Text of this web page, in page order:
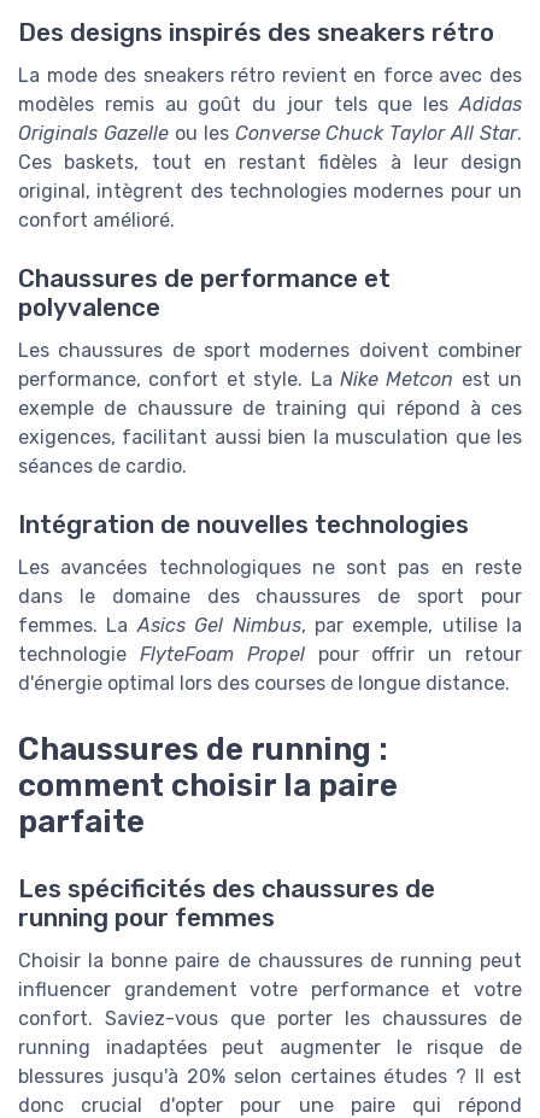
Des designs inspirés des sneakers rétro
La mode des sneakers rétro revient en force avec des
modèles remis au goût du jour tels que les Adidas
Originals Gazelleou les Converse Chuck Taylor All Star.
Ces baskets, tout en restant fidèles à leur design
original, intègrent des technologies modernes pour un
confort amélioré.
Chaussures de performance et
polyvalence
Les chaussures de sport modernes doivent combiner
performance, confort et style. La Nike Metcon est un
exemple de chaussure de training qui répond à ces
exigences, facilitant aussi bien la musculation que les
séances de cardio.
Intégration de nouvelles technologies
Les avancées technologiques ne sont pas en reste
dans le domaine des chaussures de sport pour
femmes. LaAsics Gel Nimbus, par exemple, utilise la
technologie FlyteFoam Propelpour offrir un retour
d'énergie optimal lors des courses de longue distance.
Chaussures de running :
comment choisir la paire
parfaite
Les spécificités des chaussures de
running pour femmes
Choisir la bonne paire de chaussures de running peut
influencer grandement votre performance et votre
confort. Saviez-vous que porter les chaussures de
running inadaptées peut augmenter le risque de
blessures jusqu'à 20% selon certaines études ? Il est
donc crucial d'opter pour une paire qui répond